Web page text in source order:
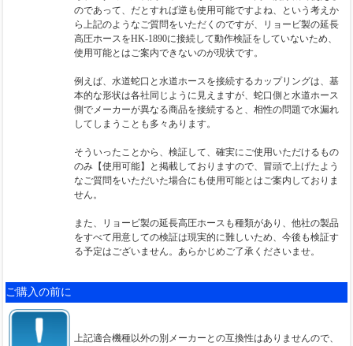
のであって、だとすれば逆も使用可能ですよね、という考えか
ら上記のようなご質問をいただくのですが、リョービ製の延長
高圧ホースをHK-1890に接続して動作検証をしていないため、
使用可能とはご案内できないのが現状です。
例えば、水道蛇口と水道ホースを接続するカップリングは、基
本的な形状は各社同じように見えますが、蛇口側と水道ホース
側でメーカーが異なる商品を接続すると、相性の問題で水漏れ
してしまうことも多々あります。
そういったことから、検証して、確実にご使用いただけるもの
のみ【使用可能】と掲載しておりますので、冒頭で上げたよう
なご質問をいただいた場合にも使用可能とはご案内しておりま
せん。
また、リョービ製の延長高圧ホースも種類があり、他社の製品
をすべて用意しての検証は現実的に難しいため、今後も検証す
る予定はございません。あらかじめご了承くださいませ。
ご購入の前に
上記適合機種以外の別メーカーとの互換性はありませんので、